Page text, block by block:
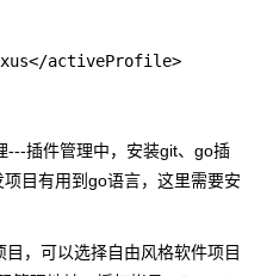
activeProfile>
---插件管理中，安装git、go插
目有用到go语言，这里需要安
，可以选择自由风格软件项目